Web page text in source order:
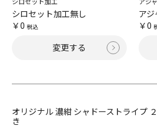
シロセット加工無し
￥0 税込
変更する
ア
￥0
オリジナル 濃紺 シャドーストライプ
き